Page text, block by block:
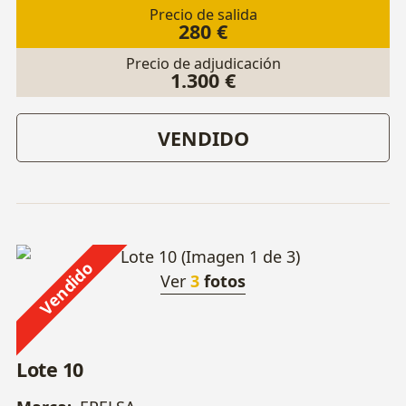
Precio de salida
280 €
Precio de adjudicación
1.300 €
VENDIDO
Vendido Ver 3 fotos
Lote 10